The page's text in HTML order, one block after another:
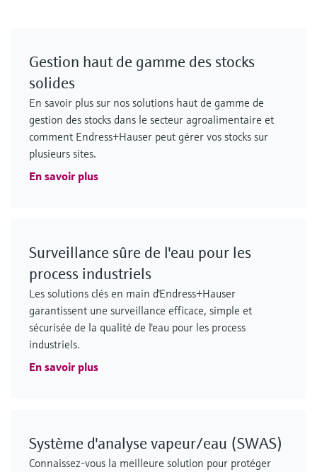
Gestion haut de gamme des stocks
solides
En savoir plus sur nos solutions haut de gamme de
gestion des stocks dans le secteur agroalimentaire et
comment Endress+Hauser peut gérer vos stocks sur
plusieurs sites.
En savoir plus
Surveillance sûre de l'eau pour les
process industriels
Les solutions clés en main d'Endress+Hauser
garantissent une surveillance efficace, simple et
sécurisée de la qualité de l'eau pour les process
industriels.
En savoir plus
Système d'analyse vapeur/eau (SWAS)
Connaissez-vous la meilleure solution pour protéger